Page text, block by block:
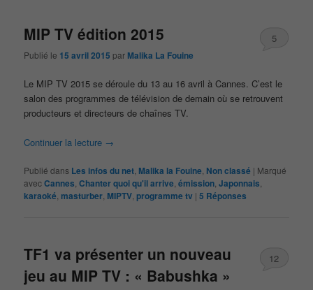
MIP TV édition 2015
Publié le 15 avril 2015 par Malika La Fouine
5
Le MIP TV 2015 se déroule du 13 au 16 avril à Cannes. C’est le
salon des programmes de télévision de demain où se retrouvent
producteurs et directeurs de chaînes TV.
Continuer la lecture →
Publié dans Les infos du net, Malika la Fouine, Non classé | Marqué
avecCannes,Chanter quoi qu'il arrive,émission,Japonnais,
karaoké,masturber, MIPTV,programme tv |5 Réponses
TF1 va présenter un nouveau
jeu au MIP TV : « Babushka »
12